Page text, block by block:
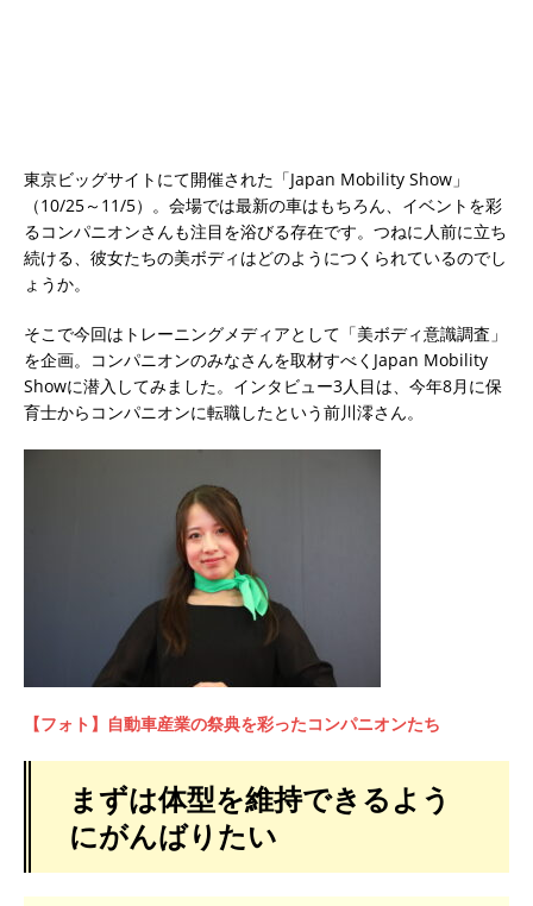
東京ビッグサイトにて開催された「Japan Mobility Show」
（10/25～11/5）。会場では最新の車はもちろん、イベントを彩
るコンパニオンさんも注目を浴びる存在です。つねに人前に立ち
続ける、彼女たちの美ボディはどのようにつくられているのでし
ょうか。
そこで今回はトレーニングメディアとして「美ボディ意識調査」
を企画。コンパニオンのみなさんを取材すべくJapan Mobility
Showに潜入してみました。インタビュー3人目は、今年8月に保
育士からコンパニオンに転職したという前川澪さん。
【フォト】自動車産業の祭典を彩ったコンパニオンたち
まずは体型を維持できるよう
にがんばりたい